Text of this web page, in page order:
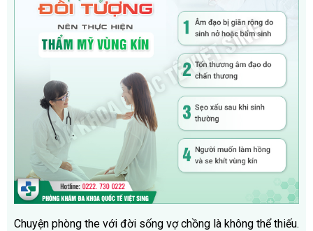
Chuyện phòng the với đời sống vợ chồng là không thể thiếu.